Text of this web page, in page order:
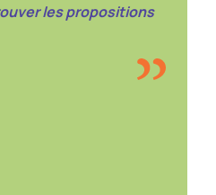
les propositions